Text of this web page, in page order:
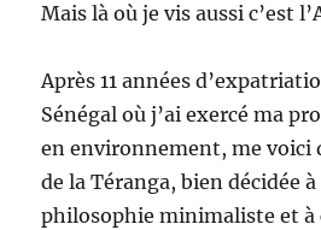
Mais là où je vis aussi c’est
Après 11 années
Sénégal où j’ai exercé ma
en environnement, me voici
de la Téranga, bien décidée
philosophie minimaliste et à